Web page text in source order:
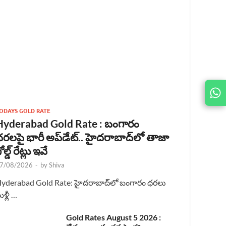
JOIN
US ON
GOLD RATE
Gold Rate : బంగారం
భారీ అప్‌డేట్.. హైదరాబాద్‌లో తాజా
రేట్లు ఇవే
08/2026 - byShiva
Gold Rate: హైదరాబాద్‌లో బంగారం ధరలు
…
Gold Rates August 5 2026 :